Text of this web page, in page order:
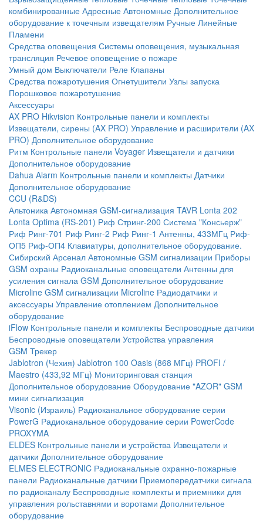
комбинированные Адресные Автономные Дополнительное
оборудование к точечным извещателям Ручные Линейные
Пламени
Средства оповещения Системы оповещения, музыкальная
трансляция Речевое оповещение о пожаре
Умный дом Выключатели Реле Клапаны
Средства пожаротушения Огнетушители Узлы запуска
Порошковое пожаротушение
Аксессуары
AX PRO Hikvision Контрольные панели и комплекты
Извещатели, сирены (AX PRO) Управление и расширители (AX
PRO) Дополнительное оборудование
Ритм Контрольные панели Voyager Извещатели и датчики
Дополнительное оборудование
Dahua Alarm Контрольные панели и комплекты Датчики
Дополнительное оборудование
CCU (R&DS)
Альтоника Автономная GSM-сигнализация TAVR Lonta 202
Lonta Optima (RS-201) Риф Стринг-200 Система "Консьерж"
Риф Ринг-701 Риф Ринг-2 Риф Ринг-1 Антенны, 433МГц Риф-
ОП5 Риф-ОП4 Клавиатуры, дополнительное оборудование.
Сибирский Арсенал Автономные GSM сигнализации Приборы
GSM охраны Радиоканальные оповещатели Антенны для
усиления сигнала GSM Дополнительное оборудование
Microline GSM cигнализации Microline Радиодатчики и
аксессуары Управление отоплением Дополнительное
оборудование
iFlow Контрольные панели и комплекты Беспроводные датчики
Беспроводные оповещатели Устройства управления
GSM Трекер
Jablotron (Чехия) Jablotron 100 Oasis (868 МГц) PROFI /
Maestro (433,92 МГц) Мониторинговая станция
Дополнительное оборудование Оборудование "AZOR" GSM
мини сигнализация
Visonic (Израиль) Радиоканальное оборудование серии
PowerG Радиоканальное оборудование серии PowerCode
PROXYMA
ELDES Контрольные панели и устройства Извещатели и
датчики Дополнительное оборудование
ELMES ELECTRONIC Радиоканальные охранно-пожарные
панели Радиоканальные датчики Приемопередатчики сигнала
по радиоканалу Беспроводные комплекты и приемники для
управления рольставнями и воротами Дополнительное
оборудование